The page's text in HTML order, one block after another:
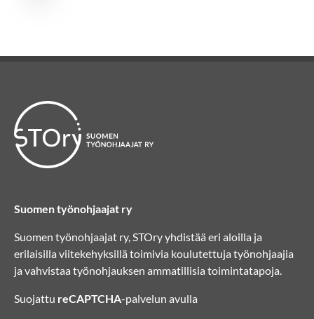
Suomen työnohjaajat ry
Suomen työnohjaajat ry, STOry yhdistää eri aloilla ja
erilaisilla viitekehyksillä toimivia koulutettuja työnohjaajia
ja vahvistaa työnohjauksen ammatillisia toimintatapoja.
Suojattu reCAPTCHA-palvelun avulla